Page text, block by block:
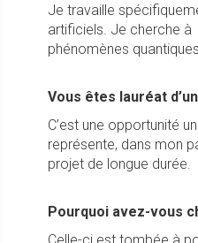
Je travaille
artificiels. Je cherche
phénomènes
Vous êtes lauréat
C’est une opportunité
représente, dans mon
projet de longue durée.
Pourquoi avez-vous
Celle-ci est tombée à